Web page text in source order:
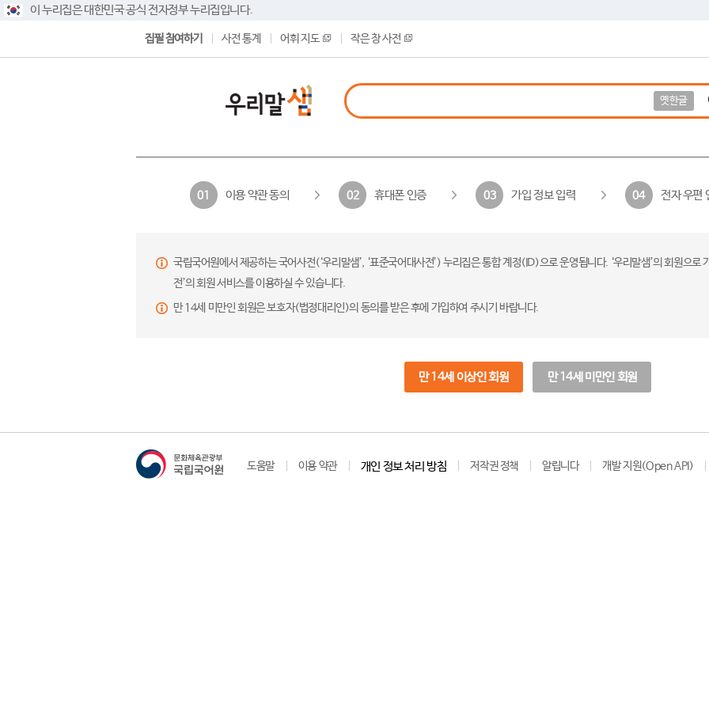
이 누리집은 대한민국 공식 전자정부 누리집입니다.
집필 참여하기 사전 통계 어휘 지도 작은 창 사전
옛한글
01 이용 약관 동의 02 휴대폰 인증 03 가입 정보 입력 04 전자 우편
국립국어원에서 제공하는 국어사전(‘우리말샘’, ‘표준국어대사전’) 누리집은 통합 계정(ID)으로 운영됩니다. ‘우리말샘’의 회원으
전’의 회원 서비스를 이용하실 수 있습니다.
만 14세 미만인 회원은 보호자(법정대리인)의 동의를 받은 후에 가입하여 주시기 바랍니다.
만 14세 이상인 회원 만 14세 미만인 회원
도움말 이용 약관 개인 정보 처리 방침 저작권 정책 알립니다 개발 지원(Open API)